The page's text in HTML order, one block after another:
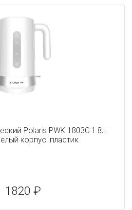
Polaris PWK 1803C 1.8л.
корпус: пластик
1820 ₽